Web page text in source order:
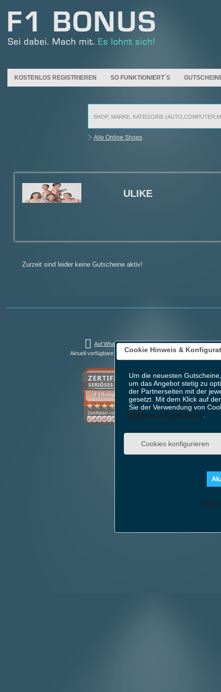
KOSTENLOS REGISTRIEREN SO FUNKTIONIERT´S
Alle Online Shops
ULIKE
Zurzeit sind leider keine Gutscheine aktiv!
Auf WhatsApp teilen
Aktuell verfügbare Bonusaktionen: 4
Cookie Hinweis &
Um die neuesten
um das Angebot stetig zu
der Partnerseiten mit der
gesetzt. Mit dem Klick auf
Sie der Verwendung von
Datenschutzerklärung
Cookies konfigurieren